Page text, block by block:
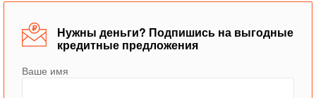
Нужны деньги? Подпишись на выгодные
кредитные предложения
Ваше имя